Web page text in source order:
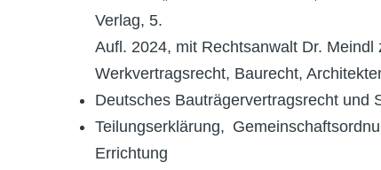
Verlag, 5.
Aufl. 2024, mit Rechtsanwalt Dr.
Werkvertragsrecht, Baurecht,
Deutsches Bauträgervertragsrecht und
Teilungserklärung,
Errichtung